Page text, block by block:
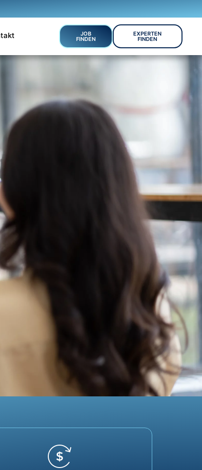
JOB
FINDEN
EXPERTEN
FINDEN